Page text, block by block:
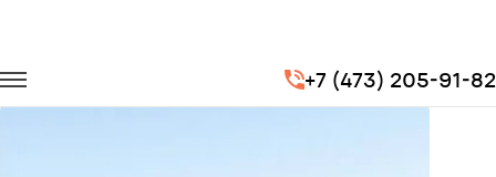
+7 (473) 205-91-82
Перевозка сотрудников
Доставка сотрудников для компании "Магнит" (Торговая сеть)